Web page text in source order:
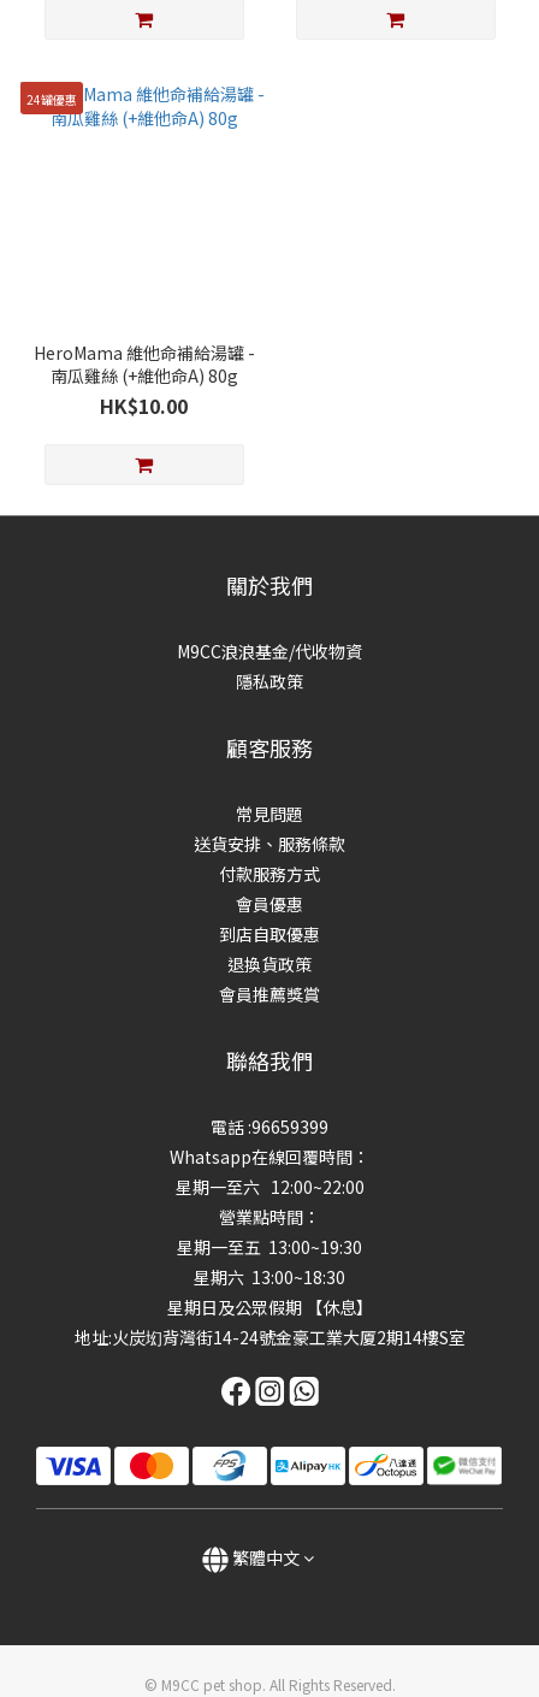
24罐優惠
HeroMama 維他命補給湯罐 -
南瓜雞絲 (+維他命A) 80g
HK$10.00
關於我們
M9CC浪浪基金/代收物資
隱私政策
顧客服務
常見問題
送貨安排、服務條款
付款服務方式
會員優惠
到店自取優惠
退換貨政策
會員推薦獎賞
聯絡我們
電話 :96659399
Whatsapp在線回覆時間：
星期一至六 12:00~22:00
營業點時間：
星期一至五 13:00~19:30
星期六 13:00~18:30
星期日及公眾假期 【休息】
地址:火炭㘭背灣街14-24號金豪工業大厦2期14樓S室
繁體中文
© M9CC pet shop. All Rights Reserved.